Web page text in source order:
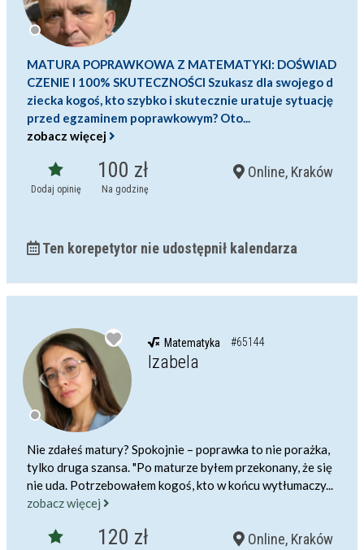
MATURA POPRAWKOWA Z MATEMATYKI: DOŚWIAD
CZENIE I 100% SKUTECZNOŚCI Szukasz dla swojego d
ziecka kogoś, kto szybko i skutecznie uratuje sytuację
przed egzaminem poprawkowym? Oto...
zobacz więcej
Dodaj opinię
100 zł
Na godzinę
Online, Kraków
Ten korepetytor nie udostępnił kalendarza
Matematyka #65144
Izabela
Nie zdałeś matury? Spokojnie – poprawka to nie porażka,
tylko druga szansa. "Po maturze byłem przekonany, że się
nie uda. Potrzebowałem kogoś, kto w końcu wytłumaczy...
zobacz więcej
120 zł Online, Kraków